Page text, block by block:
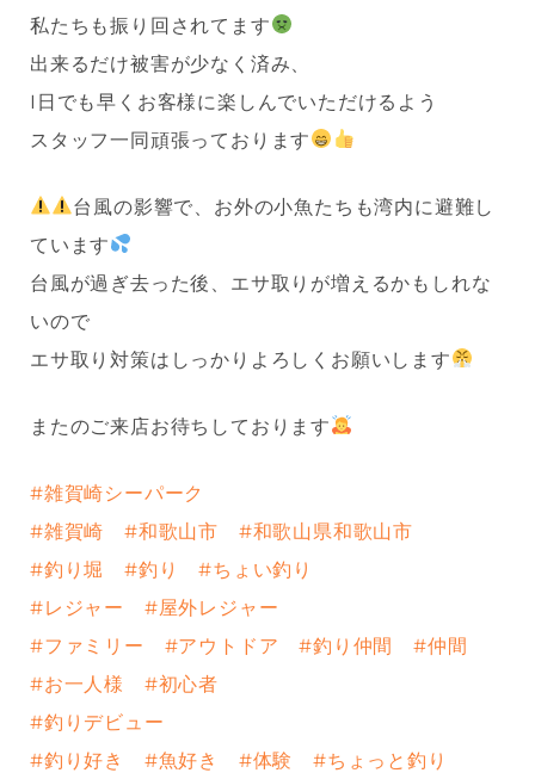
私たちも振り回されてます
出来るだけ被害が少なく済み、
I日でも早くお客様に楽しんでいただけるよう
スタッフ一同頑張っております
台風の影響で、お外の小魚たちも湾内に避難し
ています
台風が過ぎ去った後、エサ取りが増えるかもしれな
いので
エサ取り対策はしっかりよろしくお願いします
またのご来店お待ちしております
#雑賀崎シーパーク
#雑賀崎
#和歌山市
#和歌山県和歌山市
#釣り堀
#釣り
#ちょい釣り
#レジャー
#屋外レジャー
#ファミリー
#アウトドア #釣り仲間
#仲間
#お一人様
#初心者
#釣りデビュー
#釣り好き
#魚好き #体験
#ちょっと釣り